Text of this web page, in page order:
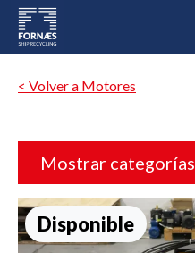
< Volver a Motores
Mostrar categorías
Disponible